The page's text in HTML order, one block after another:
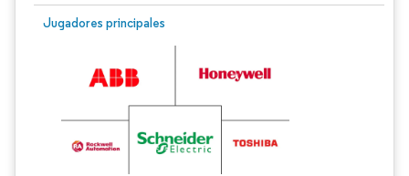
Jugadores principales